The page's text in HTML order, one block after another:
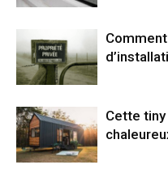
Cette